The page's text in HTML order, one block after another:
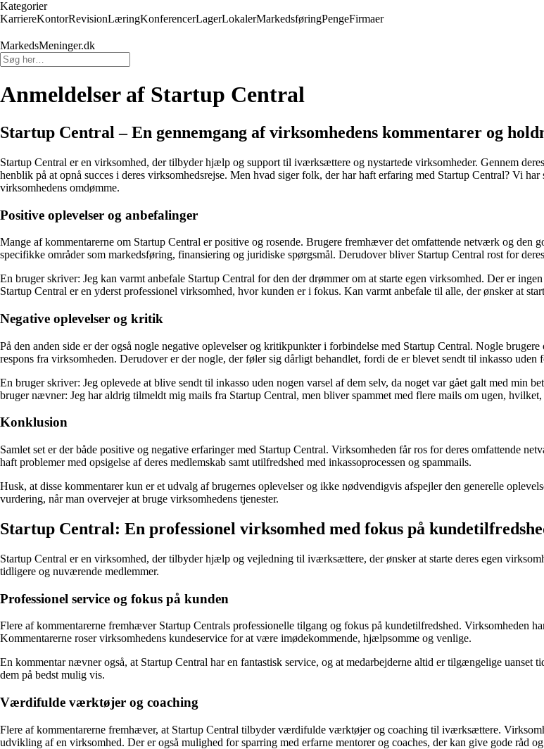
Kategorier
KarriereKontorRevisionLæringKonferencerLagerLokalerMarkedsføringPengeFirmaer
MarkedsMeninger.dk
Anmeldelser af Startup Central
Startup Central – En gennemgang af virksomhedens kommentarer og
Startup Central er en virksomhed, der tilbyder hjælp og support til iværksættere og nystartede virksomheder. Gennem
henblik på at opnå succes i deres virksomhedsrejse. Men hvad siger folk, der har haft erfaring med Startup Central? Vi
virksomhedens omdømme.
Positive oplevelser og anbefalinger
Mange af kommentarerne om Startup Central er positive og rosende. Brugere fremhæver det omfattende netværk og den
specifikke områder som markedsføring, finansiering og juridiske spørgsmål. Derudover bliver Startup Central rost for
En bruger skriver: Jeg kan varmt anbefale Startup Central for den der drømmer om at starte egen virksomhed. Der er
Startup Central er en yderst professionel virksomhed, hvor kunden er i fokus. Kan varmt anbefale til alle, der ønsker at
Negative oplevelser og kritik
På den anden side er der også nogle negative oplevelser og kritikpunkter i forbindelse med Startup Central. Nogle
respons fra virksomheden. Derudover er der nogle, der føler sig dårligt behandlet, fordi de er blevet sendt til inkasso uden
En bruger skriver: Jeg oplevede at blive sendt til inkasso uden nogen varsel af dem selv, da noget var gået galt med min
bruger nævner: Jeg har aldrig tilmeldt mig mails fra Startup Central, men bliver spammet med flere mails om ugen,
Konklusion
Samlet set er der både positive og negative erfaringer med Startup Central. Virksomheden får ros for deres omfattende
haft problemer med opsigelse af deres medlemskab samt utilfredshed med inkassoprocessen og spammails.
Husk, at disse kommentarer kun er et udvalg af brugernes oplevelser og ikke nødvendigvis afspejler den generelle
vurdering, når man overvejer at bruge virksomhedens tjenester.
Startup Central: En professionel virksomhed med fokus på
Startup Central er en virksomhed, der tilbyder hjælp og vejledning til iværksættere, der ønsker at starte deres egen
tidligere og nuværende medlemmer.
Professionel service og fokus på kunden
Flere af kommentarerne fremhæver Startup Centrals professionelle tilgang og fokus på kundetilfredshed. Virksomheden
Kommentarerne roser virksomhedens kundeservice for at være imødekommende, hjælpsomme og venlige.
En kommentar nævner også, at Startup Central har en fantastisk service, og at medarbejderne altid er tilgængelige uanset
dem på bedst mulig vis.
Værdifulde værktøjer og coaching
Flere af kommentarerne fremhæver, at Startup Central tilbyder værdifulde værktøjer og coaching til iværksættere.
udvikling af en virksomhed. Der er også mulighed for sparring med erfarne mentorer og coaches, der kan give gode råd